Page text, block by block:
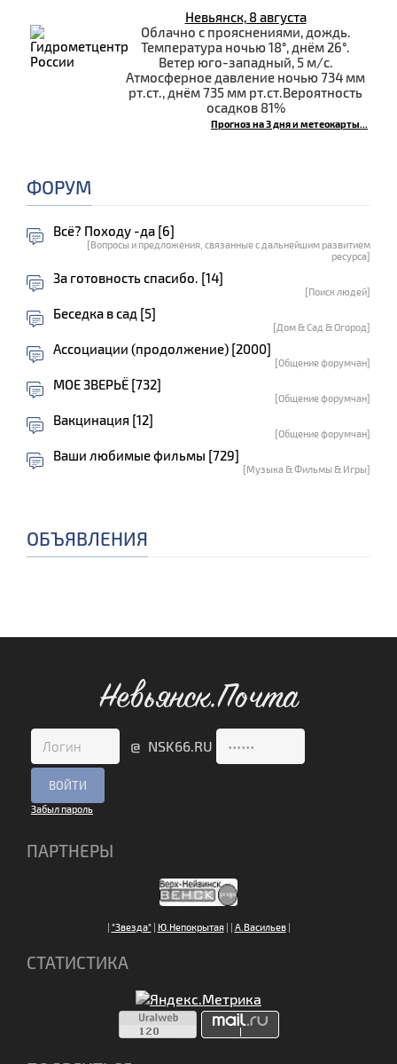
Невьянск, 8 августа
Облачно с прояснениями, дождь.
Температура ночью 18°, днём 26°.
Ветер юго-западный, 5 м/с.
Атмосферное давление ночью 734 мм
рт.ст., днём 735 мм рт.ст.Вероятность
осадков 81%
Прогноз на 3 дня и метеокарты...
ФОРУМ
Всё? Походу -да [6]
[Вопросы и предложения, связанные с дальнейшим развитием
ресурса]
За готовность спасибо. [14]
[Поиск людей]
Беседка в сад [5]
[Дом & Сад & Огород]
Ассоциации (продолжение) [2000]
[Общение форумчан]
МОЕ ЗВЕРЬЁ [732]
[Общение форумчан]
Вакцинация [12]
[Общение форумчан]
Ваши любимые фильмы [729]
[Музыка & Фильмы & Игры]
ОБЪЯВЛЕНИЯ
Невьянск.Почта
@ NSK66.RU
Забыл пароль
ПАРТНЕРЫ
| "Звезда"| Ю.Непокрытая| | А.Васильев|
СТАТИСТИКА